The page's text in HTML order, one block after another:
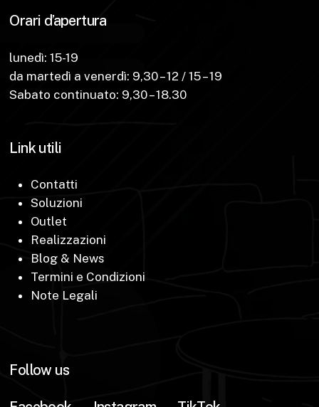
Orari d’apertura
lunedì: 15-19
da martedì a venerdì: 9,30 – 12 / 15 – 19
Sabato continuato: 9,30 – 18.30
Link utili
Contatti
Soluzioni
Outlet
Realizzazioni
Blog & News
Termini e Condizioni
Note Legali
Follow us